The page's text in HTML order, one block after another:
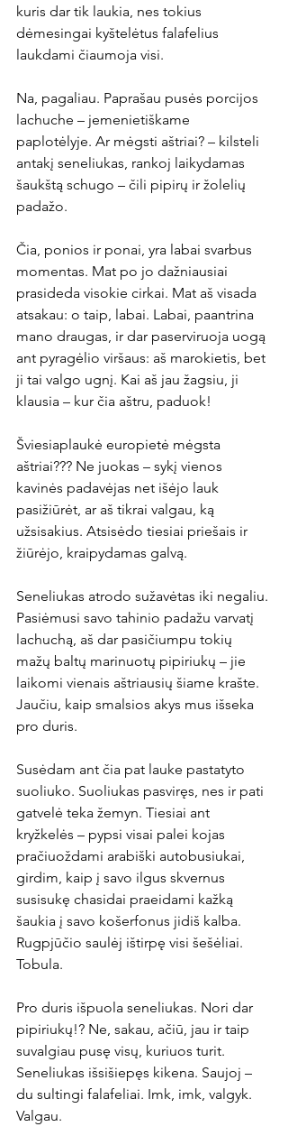
kuris dar tik laukia, nes tokius
dėmesingai kyštelėtus falafelius
laukdami čiaumoja visi.
Na, pagaliau. Paprašau pusės porcijos
lachuche – jemenietiškame
paplotėlyje. Ar mėgsti aštriai? – kilsteli
antakį seneliukas, rankoj laikydamas
šaukštą schugo – čili pipirų ir žolelių
padažo.
Čia, ponios ir ponai, yra labai svarbus
momentas. Mat po jo dažniausiai
prasideda visokie cirkai. Mat aš visada
atsakau: o taip, labai. Labai, paantrina
mano draugas, ir dar paserviruoja uogą
ant pyragėlio viršaus: aš marokietis, bet
ji tai valgo ugnį. Kai aš jau žagsiu, ji
klausia – kur čia aštru, paduok!
Šviesiaplaukė europietė mėgsta
aštriai??? Ne juokas – sykį vienos
kavinės padavėjas net išėjo lauk
pasižiūrėt, ar aš tikrai valgau, ką
užsisakius. Atsisėdo tiesiai priešais ir
žiūrėjo, kraipydamas galvą.
Seneliukas atrodo sužavėtas iki negaliu.
Pasiėmusi savo tahinio padažu varvatį
lachuchą, aš dar pasičiumpu tokių
mažų baltų marinuotų pipiriukų – jie
laikomi vienais aštriausių šiame krašte.
Jaučiu, kaip smalsios akys mus išseka
pro duris.
Susėdam ant čia pat lauke pastatyto
suoliuko. Suoliukas pasviręs, nes ir pati
gatvelė teka žemyn. Tiesiai ant
kryžkelės – pypsi visai palei kojas
pračiuoždami arabiški autobusiukai,
girdim, kaip į savo ilgus skvernus
susisukę chasidai praeidami kažką
šaukia į savo košerfonus jidiš kalba.
Rugpjūčio saulėj ištirpę visi šešėliai.
Tobula.
Pro duris išpuola seneliukas. Nori dar
pipiriukų!? Ne, sakau, ačiū, jau ir taip
suvalgiau pusę visų, kuriuos turit.
Seneliukas išsišiepęs kikena. Saujoj –
du sultingi falafeliai. Imk, imk, valgyk.
Valgau.